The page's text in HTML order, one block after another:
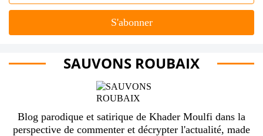
SAUVONS ROUBAIX
Blog parodique et satirique de Khader Moulfi dans la
perspective de commenter et décrypter l'actualité, made